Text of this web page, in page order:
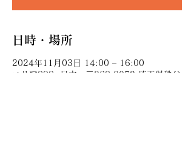
日時・場所
2024年11月03日 14:00 – 16:00
エリア898, 日本、〒368-0072 埼玉県秩父